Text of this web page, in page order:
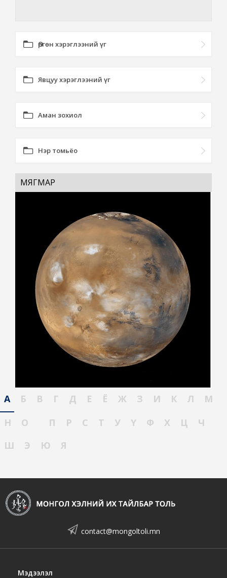
Өргөн хэрэглээний үг
Явцуу хэрэглээний үг
Аман зохиол
Нэр томьёо
МЯГМАР
А Б В Г Д Е Ё Ж З И К Л
М
Н
О П Р С Т У Ү Ф Х Ц
Ч
Ш
Э Ю Я
contact@mongoltoli.mn
Мэдээлэл